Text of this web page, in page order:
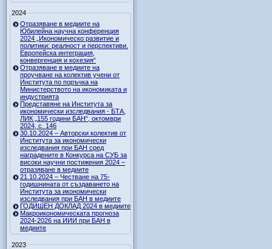
2024
Отразяване в медиите на
Юбилейна научна конференция
2024 „Икономическо развитие и
политики: реалност и перспективи.
Европейска интеграция,
конвергенция и кохезия“
Отразяване в медиите на
проучване на колектив учени от
Института по поръчка на
Министерството на икономиката и
индустрията
Представяне на Института за
икономически изследвания - БТА,
ЛИК „155 години БАН“, октомври
2024, с. 146
30.10.2024 – Авторски колектив от
Института за икономически
изследвания при БАН сред
наградените в Конкурса на СУБ за
високи научни постижения 2024 –
отразяване в медиите
21.10.2024 – Честване на 75-
годишнината от създаването на
Института за икономически
изследвания при БАН в медиите
ГОДИШЕН ДОКЛАД 2024 в медиите
Макроикономическата прогноза
2024-2026 на ИИИ при БАН в
медиите
2023